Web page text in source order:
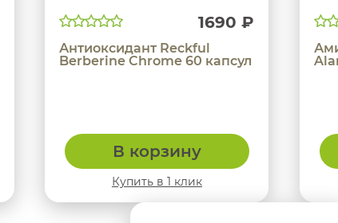
1690 ₽
Антиоксидант Reckful
Berberine Chrome 60 капсул
В корзину
Купить в 1 клик